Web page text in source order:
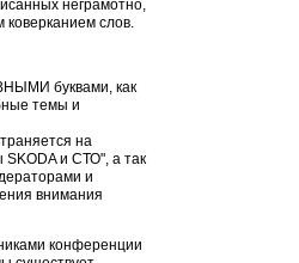
неграмотно,
слов.
буквами, как
темы и
на
и СТО", а так
и
внимания
конференции